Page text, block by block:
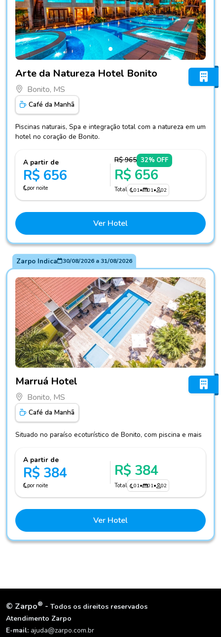
Arte da Natureza Hotel Bonito
Bonito, MS
Café da Manhã
Piscinas naturais, Spa e integração total com a natureza em um
hotel no coração de Bonito.
A partir de
R$ 656
por noite
R$ 965 32% OFF
R$ 656
Total 01• 01• 02
Ver Hotel
Zarpo Indica 30/08/2026a31/08/2026
Marruá Hotel
Bonito, MS
Café da Manhã
Situado no paraíso ecoturístico de Bonito, com piscina e mais
A partir de
R$ 384
por noite
R$ 384
Total 01• 01• 02
Ver Hotel
© Zarpo® - Todos os direitos reservados
Atendimento Zarpo
E-mail: ajuda@zarpo.com.br